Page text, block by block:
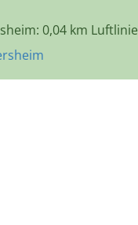
0,04 km Luftlinie